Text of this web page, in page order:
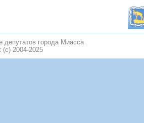
депутатов города Миасса
(c) 2004-2025